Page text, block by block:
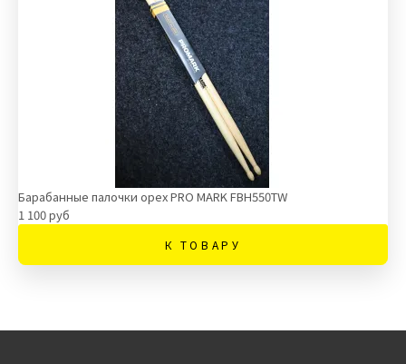
Барабанные палочки орех PRO MARK FBH550TW
1 100 руб
К ТОВАРУ